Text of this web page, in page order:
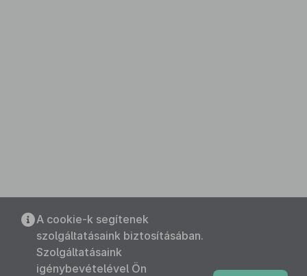
A cookie-k segítenek
szolgáltatásaink biztosításában.
Szolgáltatásaink
igénybevételével Ön